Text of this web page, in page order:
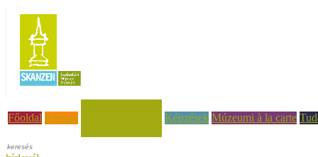
Főoldal Rólunk
Képzések Múzeumi à la carte